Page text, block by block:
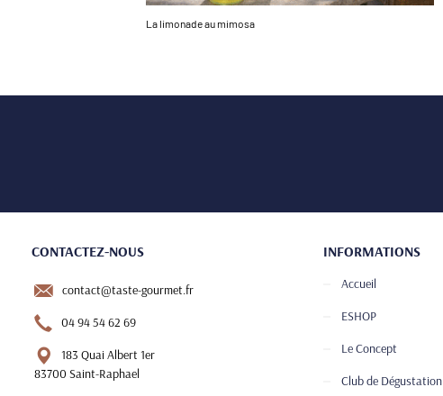
La limonade au mimosa
CONTACTEZ-NOUS
contact@taste-gourmet.fr
04 94 54 62 69
183 Quai Albert 1er
83700 Saint-Raphael
INFORMATIONS
Accueil
ESHOP
Le Concept
Club de Dégustation